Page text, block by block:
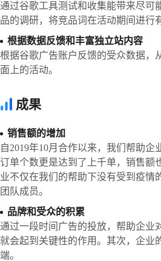
通过谷歌工具测试和收集能带来尽可
品的调研，将竞品词在活动期间进行
根据数据反馈和丰富独立站内容
根据谷歌广告账户反馈的受众数据，
面上的活动。
成果
销售额的增加
自2019年10月合作以来，我们帮助
订单个数更是达到了上千单，销售额
业不仅在我们的帮助下没有受到疫情
团队成员。
品牌和受众的积累
通过一段时间广告的投放，帮助企业
就会起到关键性的作用。其次，企业
端。